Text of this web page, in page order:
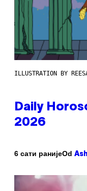
ILLUSTRATION BY
Daily
2026
6 сати ранијеOd